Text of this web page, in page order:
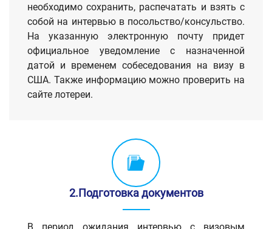
необходимо сохранить, распечатать и взять с
собой на интервью в посольство/консульство.
На указанную электронную почту придет
официальное уведомление с назначенной
датой и временем собеседования на визу в
США. Также информацию можно проверить на
сайте лотереи.
2.Подготовка документов
В период ожидания интервью с визовым